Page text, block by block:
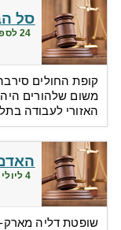
סל
24 לספטמבר 2001
קופת החולים
משום שלהורים
האזורי לעבודה
4 ליולי 2001
שופטת דליה